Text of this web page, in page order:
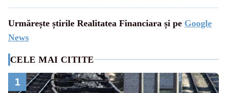
Urmărește știrile Realitatea Financiara și pe Google
News
CELE MAI CITITE
1